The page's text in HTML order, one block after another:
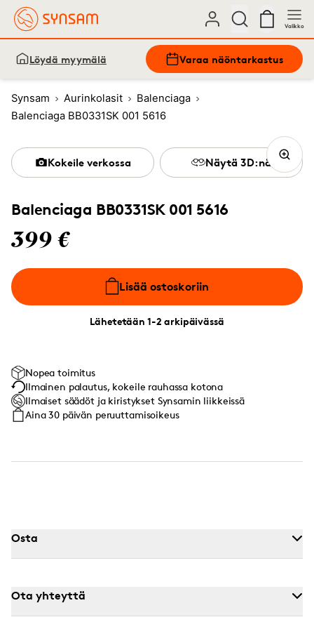
Valikko
Löydä myymälä Varaa näöntarkastus
Synsam Aurinkolasit
Balenciaga
Balenciaga BB0331SK 001 5616
Balenciaga BB0331SK 001 5616
399 €
Lisää ostoskoriin
Lähetetään 1-2 arkipäivässä
Kokeile verkossa Näytä 3D:nä
Nopea toimitus
Ilmainen palautus, kokeile rauhassa kotona
Ilmaiset säädöt ja kiristykset Synsamin liikkeissä
Aina 30 päivän peruuttamisoikeus
Osta
Ota yhteyttä